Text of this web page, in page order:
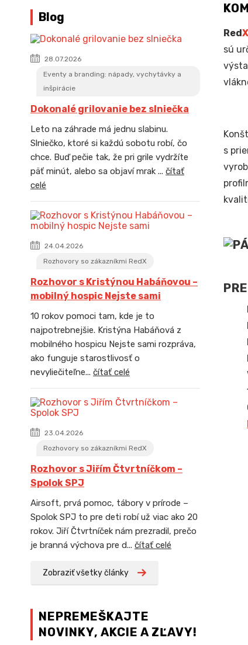
Blog
28.07.2026
Eventy a branding: nápady, vychytávky a
inšpirácie
Dokonalé grilovanie bez slniečka
Leto na záhrade má jednu slabinu.
Slniečko, ktoré si každú sobotu robí, čo
chce. Buď pečie tak, že pri grile vydržíte
päť minút, alebo sa objaví mrak ... čítať
celé
24.04.2026
Rozhovory so zákazníkmi RedX
Rozhovor s Kristýnou Habáňovou –
mobilný hospic Nejste sami
10 rokov pomoci tam, kde je to
najpotrebnejšie. Kristýna Habáňová z
mobilného hospicu Nejste sami rozpráva,
ako funguje starostlivosť o
nevyliečiteľne... čítať celé
23.04.2026
Rozhovory so zákazníkmi RedX
Rozhovor s Jiřím Čtvrtníčkom –
Spolok SPJ
Airsoft, prvá pomoc, tábory v prírode –
Spolok SPJ to pre deti robí už viac ako 20
rokov. Jiří Čtvrtníček nám prezradil, prečo
je branná výchova pre d... čítať celé
Zobraziť všetky články
NEPREMEŠKAJTE
NOVINKY, AKCIE A ZĽAVY!
RedX
sú
s